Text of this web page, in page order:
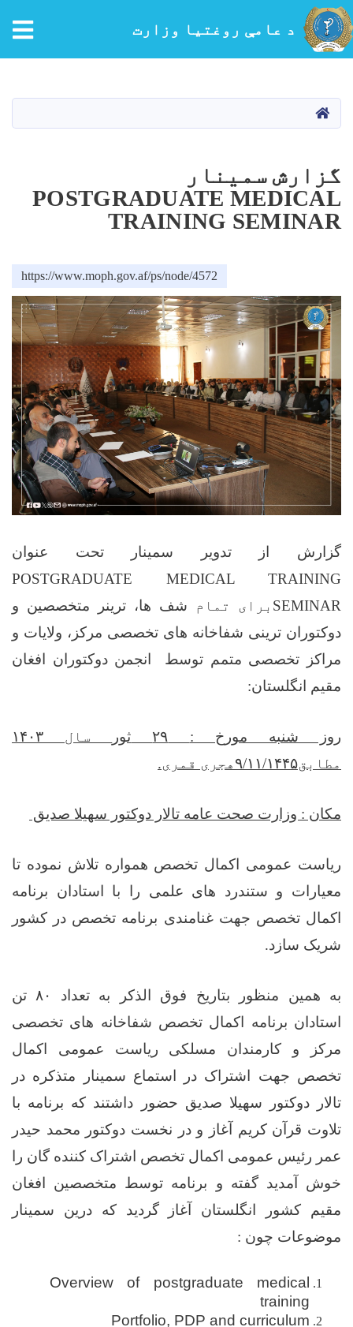
د عامې روغتیا وزارت
کور
گزارش سمینار
POSTGRADUATE MEDICAL
TRAINING SEMINAR
https://www.moph.gov.af/ps/node/4572
گزارش از تدویر سمینار تحت عنوان
POSTGRADUATE MEDICAL TRAINING
SEMINAR برای تمام شف ها، ترینر متخصصین و
دوکتوران ترینی شفاخانه های تخصصی مرکز، ولایات و
مراکز تخصصی متمم توسط
انجمن دوکتوران افغان
مقیم انگلستان:
روز شنبه مورخ : ۲۹ ثور سال ۱۴۰۳
مطابق۹/۱۱/۱۴۴۵هجری قمری.
مکان : وزارت صحت عامه تالار دوکتور سهیلا صدیق
ریاست عمومی اکمال تخصص همواره تلاش نموده تا
معیارات و ستندرد های علمی را با استادان برنامه
اکمال تخصص جهت غنامندی برنامه تخصص در کشور
شریک سازد.
به همین منظور بتاریخ فوق الذکر به تعداد ۸۰ تن
استادان برنامه اکمال تخصص شفاخانه های تخصصی
مرکز و کارمندان مسلکی ریاست عمومی اکمال
تخصص جهت اشتراک در استماع سمینار متذکره در
تالار دوکتور سهیلا صدیق حضور داشتند که برنامه با
تلاوت قرآن کریم آغاز و در نخست دوکتور محمد حیدر
عمر رئیس عمومی اکمال تخصص اشتراک کننده گان را
خوش آمدید گفته و برنامه توسط متخصصین افغان
مقیم کشور انگلستان آغاز گردید که درین سمینار
موضوعات چون :
Overview of postgraduate medical
training
Portfolio, PDP and curriculum